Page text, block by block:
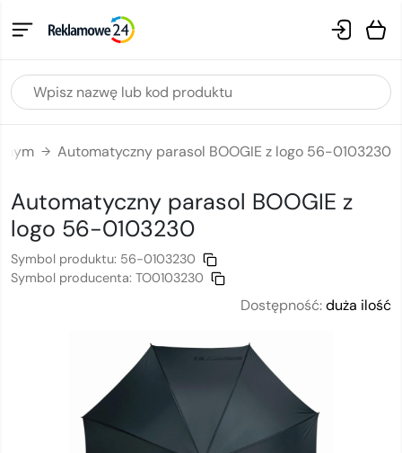
→ Automatyczny parasol BOOGIE z logo 56-0103230
Automatyczny parasol BOOGIE z
logo 56-0103230
Symbol produktu: 56-0103230
Symbol producenta: TO0103230
Dostępność:duża ilość